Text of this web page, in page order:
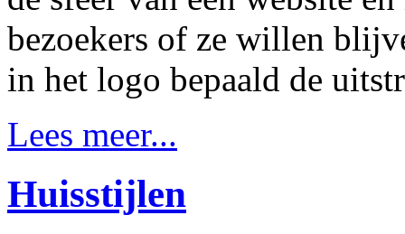
bezoekers of ze willen
in het logo bepaald de
Lees meer...
Huisstijlen